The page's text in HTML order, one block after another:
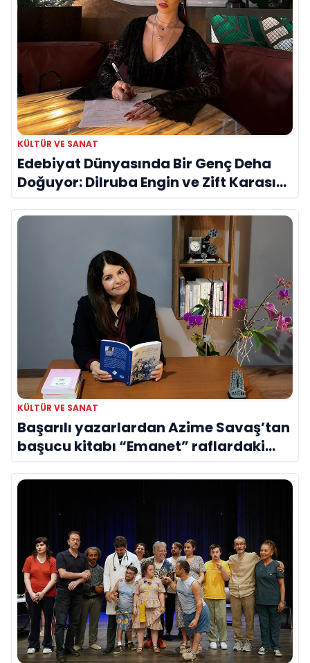
KÜLTÜR VE SANAT
Edebiyat Dünyasında Bir Genç Deha
Doğuyor: Dilruba Engin ve Zift Karası
Evreni ‘AVENOİR’
KÜLTÜR VE SANAT
Başarılı yazarlardan Azime Savaş’tan
başucu kitabı “Emanet” raflardaki
yerini aldı